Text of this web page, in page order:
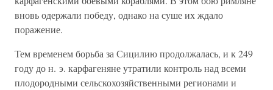
вновь одержали победу, однако на суше их ждало
поражение.
Тем временем борьба за Сицилию продолжалась, и к 249
году до н. э. карфагеняне утратили контроль над всеми
плодородными сельскохозяйственными регионами и